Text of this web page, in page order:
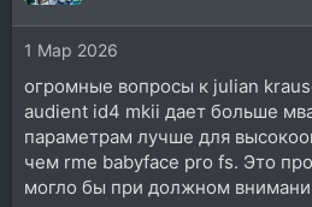
1 Мар 2026
огромные вопросы к julian
audient id4 mkii дает больше
параметрам лучше для
чем rme babyface pro fs. Это
могло бы при должном